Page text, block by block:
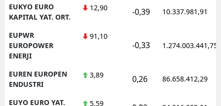
EUKYO EURO
KAPITAL YAT. ORT.
12,90 -0,39 10.337.981,91
EUPWR
EUROPOWER
ENERJI
91,10
-0,33 1.274.003.441,75
EUREN EUROPEN
ENDUSTRI
3,89 0,26 86.658.412,29
EUYO EURO YAT.
5,59